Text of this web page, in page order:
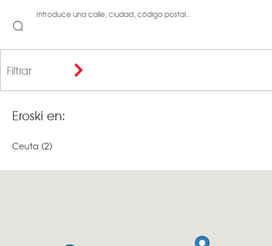
Introduce una calle, ciudad, código postal...
Eroski en:
Ceuta (2)